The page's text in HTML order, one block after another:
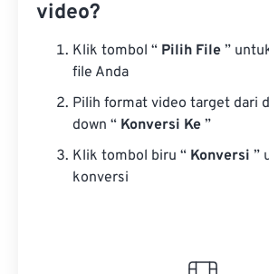
video?
Klik tombol “ Pilih File ”
file Anda
Pilih format video target dari
down “ Konversi Ke ”
Klik tombol biru “ Konversi ”
konversi